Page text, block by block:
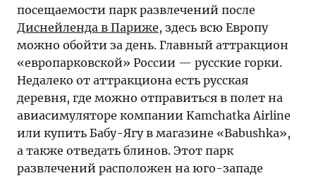
посещаемости парк развлечений после
Диснейленда в Париже, здесь всю Европу
можно обойти за день. Главный аттракцион
«европарковской» России — русские горки.
Недалеко от аттракциона есть русская
деревня, где можно отправиться в полет на
авиасимуляторе компании Kamchatka Airline
или купить Бабу-Ягу в магазине «Babushka»,
а также отведать блинов. Этот парк
развлечений расположен на юго-западе